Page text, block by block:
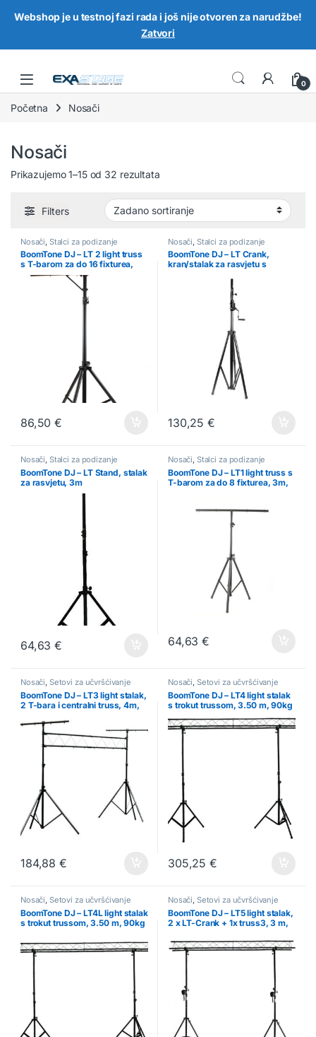
Skip to navigation
Skip to content
0
Početna Nosači
Nosači
Prikazujemo 1–15 od 32 rezultata
Filters
Nosači, Stalci za podizanje
BoomTone DJ – LT 2 light truss
s T-barom za do 16 fixturea,
4m, 35 kg
86,50€
Nosači, Stalci za podizanje
BoomTone DJ – LT Crank,
kran/stalak za rasvjetu s
130,25€
Nosači, Stalci za podizanje
BoomTone DJ – LT Stand, stalak
za rasvjetu, 3m
64,63€
Nosači, Stalci za podizanje
BoomTone DJ – LT1 light truss s
T-barom za do 8 fixturea, 3m,
64,63€
Nosači, Setovi za učvršćivanje
BoomTone DJ – LT3 light stalak,
2 T-bara i centralni truss, 4m,
184,88€
Nosači, Setovi za učvršćivanje
BoomTone DJ – LT4 light stalak
s trokut trussom, 3.50 m, 90kg
305,25€
Nosači, Setovi za učvršćivanje
BoomTone DJ – LT4L light stalak
s trokut trussom, 3.50 m, 90kg
Nosači, Setovi za učvršćivanje
BoomTone DJ – LT5 light stalak,
2 x LT-Crank + 1x truss3, 3 m,
Webshop je u testnoj fazi rada i još nije otvoren za narudžbe!
Zatvori